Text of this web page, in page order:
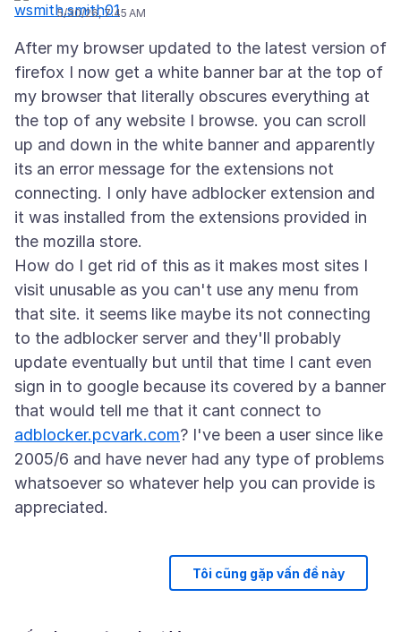
5/30/26, 7:45 AM
After my browser updated to the latest version of
firefox I now get a white banner bar at the top of
my browser that literally obscures everything at
the top of any website I browse. you can scroll
up and down in the white banner and apparently
its an error message for the extensions not
connecting. I only have adblocker extension and
it was installed from the extensions provided in
the mozilla store.
How do I get rid of this as it makes most sites I
visit unusable as you can't use any menu from
that site. it seems like maybe its not connecting
to the adblocker server and they'll probably
update eventually but until that time I cant even
sign in to google because its covered by a banner
that would tell me that it cant connect to
adblocker.pcvark.com? I've been a user since like
2005/6 and have never had any type of problems
whatsoever so whatever help you can provide is
Tôi cũng gặp vấn đề này